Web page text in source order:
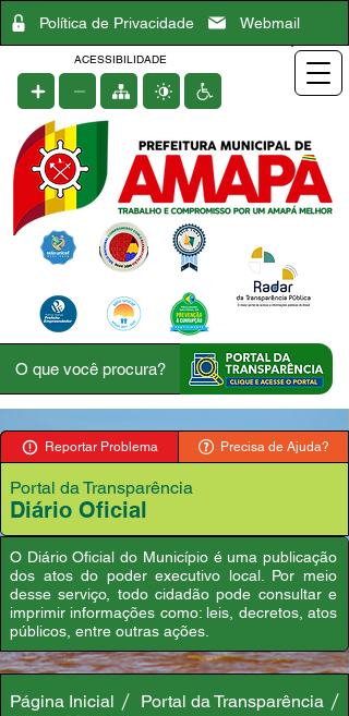
Política de Privacidade Webmail
ACESSIBILIDADE
Reportar Problema Precisa de Ajuda?
Portal da Transparência
Diário Oficial
O Diário Oficial do Município é uma publicação
dos atos do poder executivo local. Por meio
desse serviço, todo cidadão pode consultar e
imprimir informações como: leis, decretos, atos
públicos, entre outras ações.
Página Inicial
Portal da Transparência